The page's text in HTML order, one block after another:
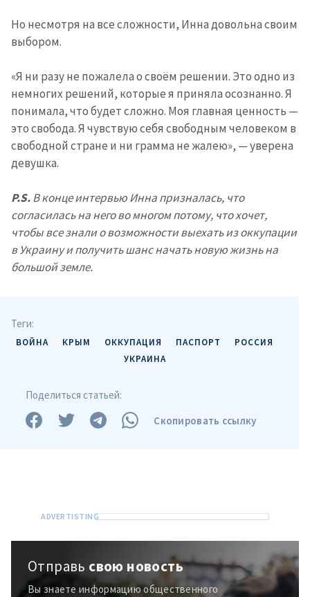
Но несмотря на все сложности, Инна довольна своим
выбором.
«Я ни разу не пожалела о своём решении. Это одно из
немногих решений, которые я приняла осознанно. Я
понимала, что будет сложно. Моя главная ценность —
это свобода. Я чувствую себя свободным человеком в
свободной стране и ни грамма не жалею», — уверена
девушка.
P.S.В конце интервью Инна призналась, что
согласилась на него во многом потому, что хочет,
чтобы все знали о возможности выехать из оккупации
в Украину и получить шанс начать новую жизнь на
большой земле.
Теги:
ВОЙНА КРЫМ ОККУПАЦИЯ ПАСПОРТ
РОССИЯ
УКРАИНА
Поделиться статьей:
Скопировать ссылку
Отправь свою новость
Вы знаете информацию общественного